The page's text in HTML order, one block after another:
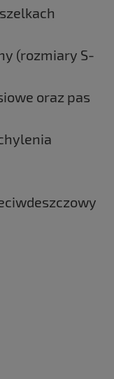
(rozmiary S-
oraz pas